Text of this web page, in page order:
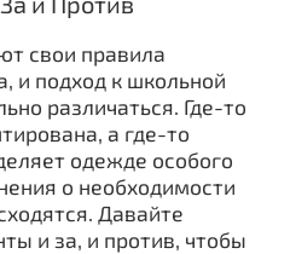
свои правила
и подход к школьной
различаться. Где-то
а где-то
одежде особого
о необходимости
Давайте
и за, и против, чтобы